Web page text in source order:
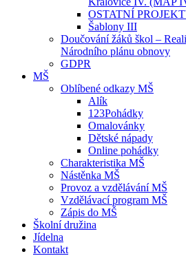
OSTATNÍ
Šablony III
Doučování žáků škol –
Národního plánu obnovy
GDPR
MŠ
Oblíbené odkazy MŠ
Alík
123Pohádky
Omalovánky
Dětské nápady
Online pohádky
Charakteristika MŠ
Nástěnka MŠ
Provoz a vzdělávání MŠ
Vzdělávací program MŠ
Zápis do MŠ
Školní družina
Jídelna
Kontakt